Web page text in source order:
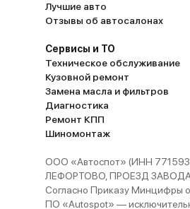
Лучшие авто
Отзывы об автосалонах
Сервисы и ТО
Техническое обслуживание
Кузовной ремонт
Замена масла и фильтров
Диагностика
Ремонт КПП
Шиномонтаж
ООО «Автоспот» (ИНН
ЛЕФОРТОВО, ПРОЕЗД ЗАВОДА
Согласно Приказу Минцифры
ПО «Autospot» —